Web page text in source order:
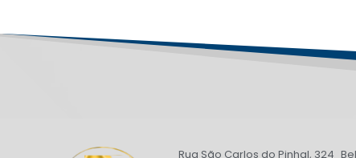
Rua São Carlos do Pinhal, 324